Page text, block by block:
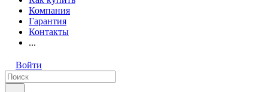
Компания
Гарантия
Контакты
...
Войти